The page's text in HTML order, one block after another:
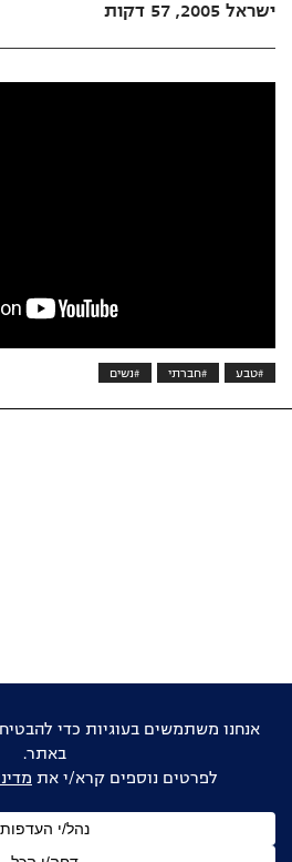
ישראל 2005, 57 דקות
#טבע #חברתי #נשים
אוהבים דוקו
הישארו
שם
מלא